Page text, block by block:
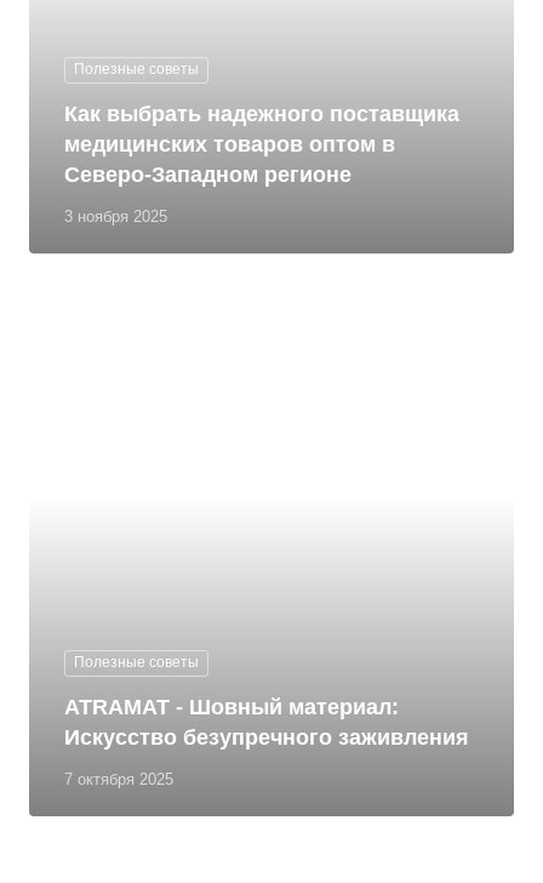
Полезные советы
3 ноября 2025
Как выбрать надежного поставщика
медицинских товаров оптом в
Северо-Западном регионе
Полезные советы
7 октября 2025
ATRAMAT - Шовный материал:
Искусство безупречного заживления